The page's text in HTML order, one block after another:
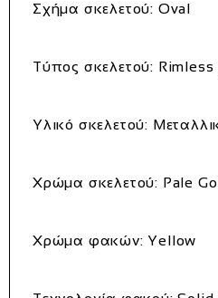
Σχήμα σκελετού: Oval
Τύπος σκελετού: Rimless
Υλικό σκελετού:
Χρώμα σκελετού: Pale
Χρώμα φακών: Yellow